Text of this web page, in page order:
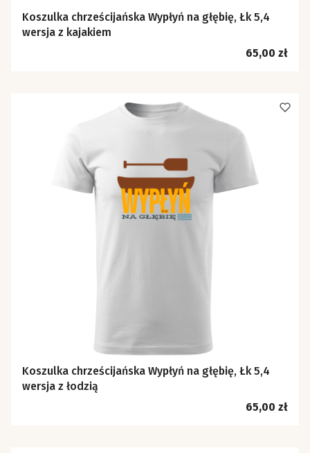
Koszulka chrześcijańska Wypłyń na głębię, Łk 5,4
wersja z kajakiem
Cena
65,00 zł
Koszulka chrześcijańska Wypłyń na głębię, Łk 5,4
wersja z łodzią
Cena
65,00 zł